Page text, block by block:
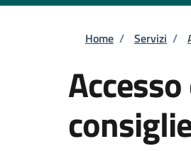
Briciole
Home / Servizi /